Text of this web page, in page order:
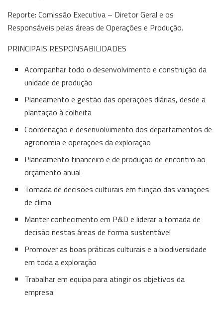
Reporte: Comissão Executiva – Diretor Geral e os
Responsáveis pelas áreas de Operações e Produção.
PRINCIPAIS RESPONSABILIDADES
Acompanhar todo o desenvolvimento e construção da
unidade de produção
Planeamento e gestão das operações diárias, desde a
plantação à colheita
Coordenação e desenvolvimento dos departamentos de
agronomia e operações da exploração
Planeamento financeiro e de produção de encontro ao
orçamento anual
Tomada de decisões culturais em função das variações
de clima
Manter conhecimento em P&D e liderar a tomada de
decisão nestas áreas de forma sustentável
Promover as boas práticas culturais e a biodiversidade
em toda a exploração
Trabalhar em equipa para atingir os objetivos da
empresa